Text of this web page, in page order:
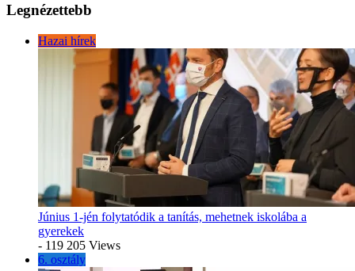
Legnézettebb
Hazai hírek
Június 1-jén folytatódik a tanítás, mehetnek iskolába a
gyerekek
- 119 205 Views
6. osztály